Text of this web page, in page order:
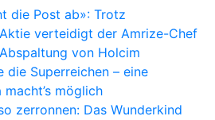
die Post ab»: Trotz
verteidigt der Amrize-Chef
von Holcim
die Superreichen – eine
möglich
zerronnen: Das Wunderkind